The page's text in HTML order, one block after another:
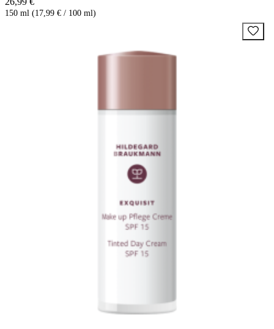
150 ml (17,99 € / 100 ml)